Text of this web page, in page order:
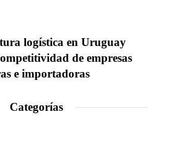
logística en Uruguay
de empresas
e importadoras
Categorías